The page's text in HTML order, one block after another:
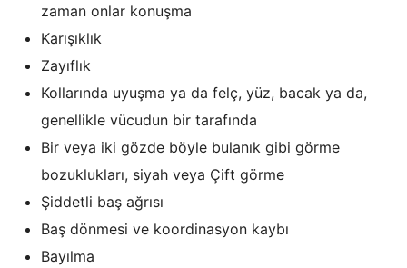
zaman onlar konuşma
Karışıklık
Zayıflık
Kollarında uyuşma ya da felç, yüz, bacak ya da,
genellikle vücudun bir tarafında
Bir veya iki gözde böyle bulanık gibi görme
bozuklukları, siyah veya Çift görme
Şiddetli baş ağrısı
Baş dönmesi ve koordinasyon kaybı
Bayılma